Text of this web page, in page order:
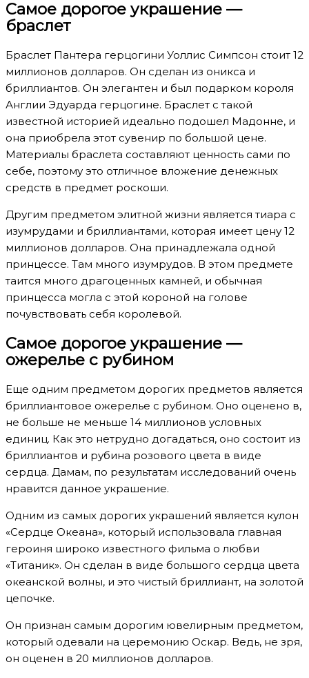
Самое дорогое украшение —
браслет
Браслет Пантера герцогини Уоллис Симпсон стоит 12
миллионов долларов. Он сделан из оникса и
бриллиантов. Он элегантен и был подарком короля
Англии Эдуарда герцогине. Браслет с такой
известной историей идеально подошел Мадонне, и
она приобрела этот сувенир по большой цене.
Материалы браслета составляют ценность сами по
себе, поэтому это отличное вложение денежных
средств в предмет роскоши.
Другим предметом элитной жизни является тиара с
изумрудами и бриллиантами, которая имеет цену 12
миллионов долларов. Она принадлежала одной
принцессе. Там много изумрудов. В этом предмете
таится много драгоценных камней, и обычная
принцесса могла с этой короной на голове
почувствовать себя королевой.
Самое дорогое украшение —
ожерелье с рубином
Еще одним предметом дорогих предметов является
бриллиантовое ожерелье с рубином. Оно оценено в,
не больше не меньше 14 миллионов условных
единиц. Как это нетрудно догадаться, оно состоит из
бриллиантов и рубина розового цвета в виде
сердца. Дамам, по результатам исследований очень
нравится данное украшение.
Одним из самых дорогих украшений является кулон
«Сердце Океана», который использовала главная
героиня широко известного фильма о любви
«Титаник». Он сделан в виде большого сердца цвета
океанской волны, и это чистый бриллиант, на золотой
цепочке.
Он признан самым дорогим ювелирным предметом,
который одевали на церемонию Оскар. Ведь, не зря,
он оценен в 20 миллионов долларов.